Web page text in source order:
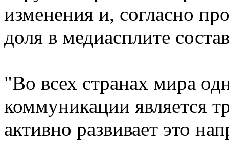
изменения и, согласно
доля в медиасплите
"Во всех странах мира
коммуникации является
активно развивает это